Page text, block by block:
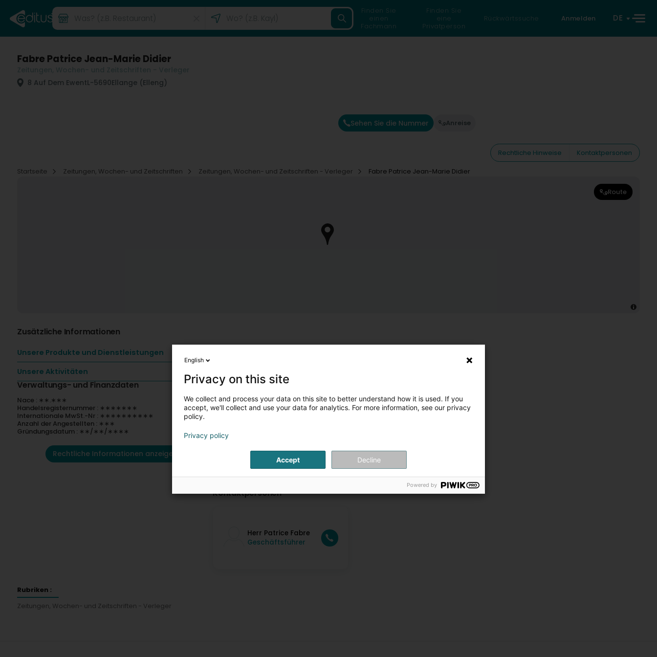
Finden Sie
einen
Fachmann
Finden Sie
eine
Privatperson
Rückwärtssuche Anmelden DE
Fabre Patrice Jean-Marie Didier
8 Auf Dem EwentL-5690Ellange (Elleng)
Sehen Sie die Nummer Anreise
Rechtliche Hinweise
Kontaktpersonen
Startseite
Zeitungen, Wochen- und Zeitschriften Zeitungen, Wochen- und Zeitschriften - Verleger Fabre Patrice Jean-Marie Didier
Route
Zusätzliche Informationen
Unsere Produkte und Dienstleistungen
Unsere Aktivitäten
Verwaltungs- und Finanzdaten
Nace : ∗∗.∗∗∗
Handelsregisternummer : ∗∗∗∗∗∗∗
Internationale MwSt.-Nr : ∗∗∗∗∗∗∗∗∗∗
Anzahl der Angestellten : ∗∗∗
Gründungsdatum : ∗∗/∗∗/∗∗∗∗
Rechtliche Informationen anzeigen
Kontaktpersonen
Herr Patrice Fabre
Geschäftsführer
Rubriken :
Zeitungen, Wochen- und Zeitschriften - Verleger
English
Privacy on this site
We collect and process your data on this site to better understand how it is used. If you
accept, we'll collect and use your data for analytics. For more information, see our privacy
policy.
Privacy policy
Accept Decline
Powered by